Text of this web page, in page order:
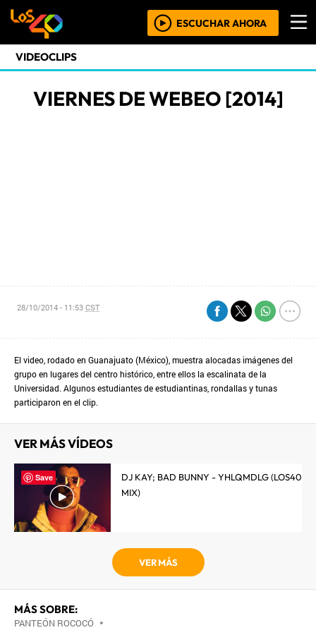
ESCUCHAR AHORA
VIDEOCLIPS
VIERNES DE WEBEO [2014]
28/10/2014 - 11:53CST
El video, rodado en Guanajuato (México), muestra alocadas imágenes del
grupo en lugares del centro histórico, entre ellos la escalinata de la
Universidad. Algunos estudiantes de estudiantinas, rondallas y tunas
participaron en el clip.
VER MÁS VÍDEOS
DJ KAY; BAD BUNNY - YHLQMDLG (LOS40
MIX)
VER MÁS
MÁS SOBRE:
PANTEÓN ROCOCÓ •
Save